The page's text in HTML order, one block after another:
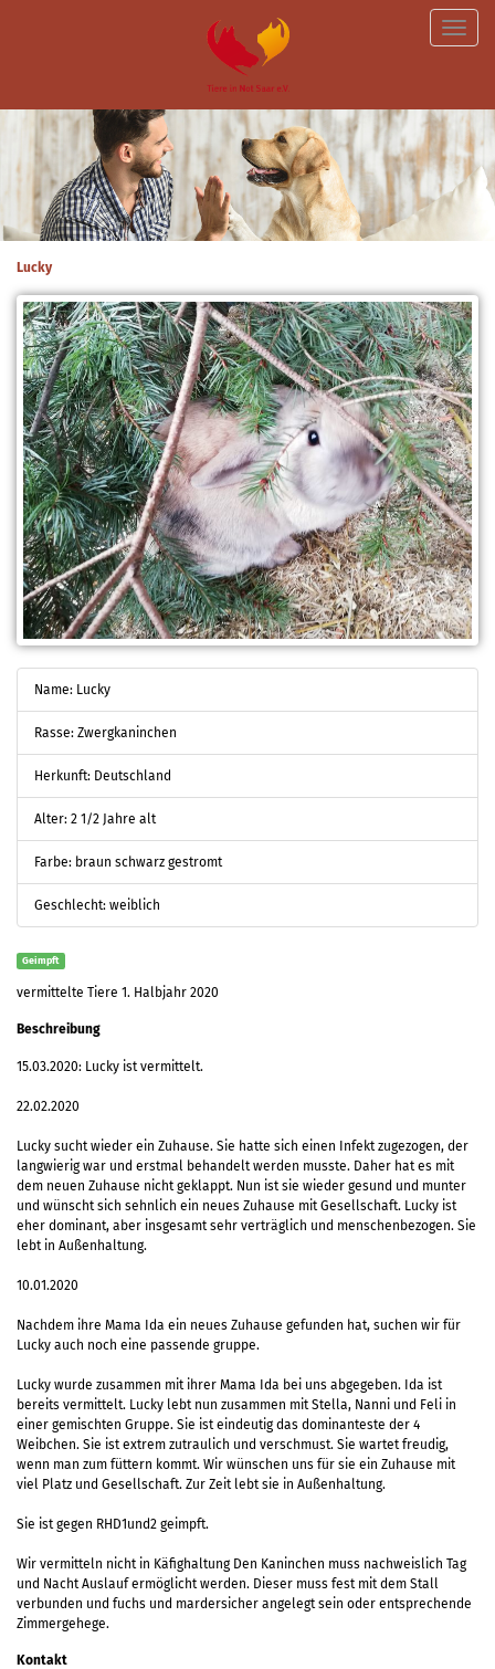
Toggle
Lucky
Name: Lucky
Rasse: Zwergkaninchen
Herkunft: Deutschland
Alter: 2 1/2 Jahre alt
Farbe: braun schwarz gestromt
Geschlecht: weiblich
Geimpft
vermittelte Tiere 1. Halbjahr 2020
Beschreibung
15.03.2020: Lucky ist vermittelt.
22.02.2020
Lucky sucht wieder ein Zuhause. Sie hatte sich einen Infekt zugezogen, der
langwierig war und erstmal behandelt werden musste. Daher hat es mit
dem neuen Zuhause nicht geklappt. Nun ist sie wieder gesund und munter
und wünscht sich sehnlich ein neues Zuhause mit Gesellschaft. Lucky ist
eher dominant, aber insgesamt sehr verträglich und menschenbezogen. Sie
lebt in Außenhaltung.
10.01.2020
Nachdem ihre Mama Ida ein neues Zuhause gefunden hat, suchen wir für
Lucky auch noch eine passende gruppe.
Lucky wurde zusammen mit ihrer Mama Ida bei uns abgegeben. Ida ist
bereits vermittelt. Lucky lebt nun zusammen mit Stella, Nanni und Feli in
einer gemischten Gruppe. Sie ist eindeutig das dominanteste der 4
Weibchen. Sie ist extrem zutraulich und verschmust. Sie wartet freudig,
wenn man zum füttern kommt. Wir wünschen uns für sie ein Zuhause mit
viel Platz und Gesellschaft. Zur Zeit lebt sie in Außenhaltung.
Sie ist gegen RHD1und2 geimpft.
Wir vermitteln nicht in Käfighaltung Den Kaninchen muss nachweislich Tag
und Nacht Auslauf ermöglicht werden. Dieser muss fest mit dem Stall
verbunden und fuchs und mardersicher angelegt sein oder entsprechende
Zimmergehege.
Kontakt